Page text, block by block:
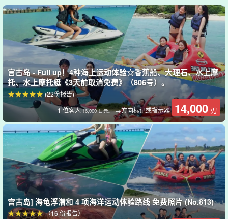
海滩上始终有工作人员值守因此，无论有什么不明白的地方，都可
以随时咨询。
可以增加许多可选的游戏活动。请咨询当天的工作人员。
宫古岛 - Full up！4种海上运动体验☆香蕉船、大理石、水上摩
托、水上摩托艇《3天前取消免费》（806号）。
1 位客人16,000 日元。→方向标记或指示器 14,000 刃
(22份报告)
宫古岛] 海龟浮潜和 4 项海洋运动体验路线 免费照片 (No.813)
（16 份报告）